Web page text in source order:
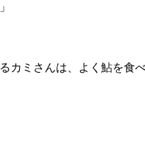
カミさんは、よく鮎を食